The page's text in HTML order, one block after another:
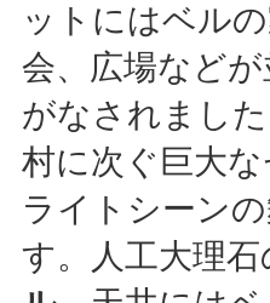
ットにはベル
会、広場など
がなされました
村に次ぐ巨大
ライトシーン
す。人工大理